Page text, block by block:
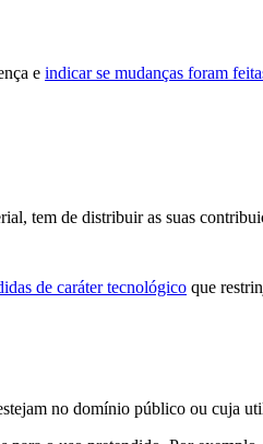
e indicar se mudanças foram
tem de distribuir as suas
de caráter tecnológico que
no domínio público ou cuja